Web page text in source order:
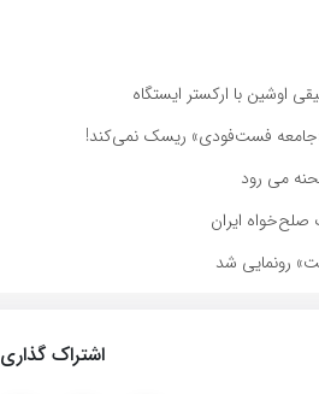
اوشین با ارکستر ایستگاه
«جامعه فست‌فودی» ریسک نمی‌کند!
ایران
رونمایی شد
اشتراک گذاری